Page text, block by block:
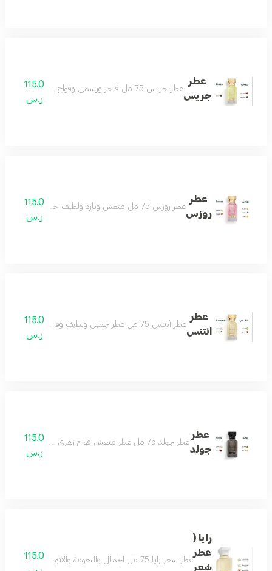
عطر
جريس
عطر جريس 75 مل فاخر ورسمي وفواح ومميز مثالي للمناسبات الخاصة يجعلك تتألق بثقة مكوناته الراقية من التوت واللذر والزعفران تمنحك رائحة أنيقة تدوم طويلا اختيارك الأفضل للإطلالة المتكاملة
115.0
ر.س
عطر
روزس
عطر روزس 75 مل منعش وبارد ولطيف جداً أنثوي بامتياز عطر الأنوثة والجمال جميل كل وقت ولكل ذوق عطر لا تختلف عليه أي أنثى مكونات العطر الياسمين المسك الصندل الفانيلا البرتقال
115.0
ر.س
عطر
انتنس
عطر أنتنس 75 مل عطر جميل ولطيف وفواح جداً تكوين مميز من الياسمين والمسك والفانيلا ولمسات فاخرة من البرغموت والتوت البري عطر يملك قلبك حتماً عطر شتوي نهاري رائع بكل معنى مكونات العطر الياسمين البرغموت التوت البري الفانيلا
115.0
ر.س
عطر
جولد
عطر جولد 75 مل عطر منعش فواح زهري جميل لكل وقت لطيف وهادىء وفواح يتميز بالثبات العالي مكونات العطر الياسمين الباتشولي الورد زهر البرتقال
115.0
ر.س
رايا (
عطر
شعر
عطر شعر رايا 75 مل الجمال والنعومة والأنوثة على هيئة عطرمزيج من اللوز والفل ونفحات من المسك وتكوين فاخر من خشب الصندل لتفوح منه رائحة الجمال والفخامة حتماً سيعجبك عطر لكل الأذواق يحتوي على فيتامينات مغذية للشعر ومرطبات ومنعمات
115.0